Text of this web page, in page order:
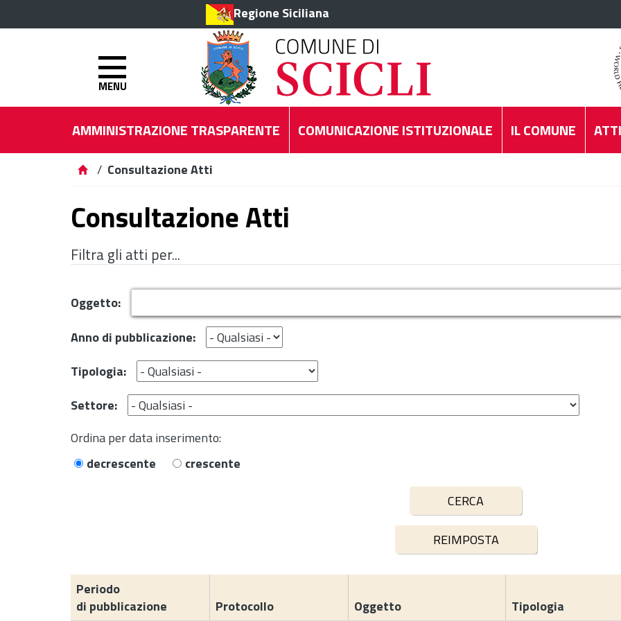
Regione Siciliana
MENU
AMMINISTRAZIONE TRASPARENTE COMUNICAZIONE ISTITUZIONALE IL COMUNE
/ Consultazione Atti
Consultazione Atti
Filtra gli atti per...
Oggetto:
Anno di pubblicazione:
Tipologia:
Settore:
Ordina per data inserimento:
decrescente
crescente
Periodo
di pubblicazione
Protocollo Oggetto Tipologia